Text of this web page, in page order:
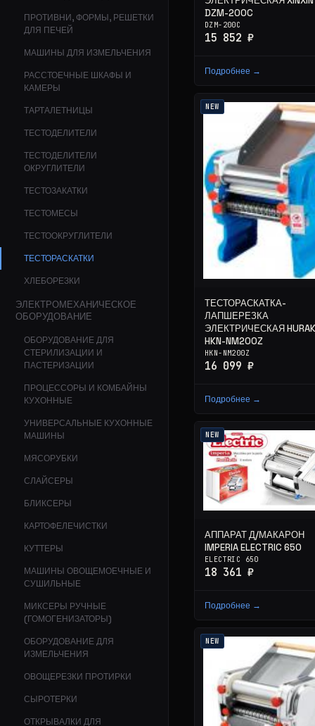
ПРОТИВНИ, ФОРМЫ, РЕШЕТКИ
ДЛЯ ПЕЧЕЙ
МАШИНЫ ДЛЯ ИЗМЕЛЬЧЕНИЯ
РАССТОЕЧНЫЕ ШКАФЫ И
КАМЕРЫ
ТАРТАЛЕТНИЦЫ
ТЕСТОДЕЛИТЕЛИ
ТЕСТОДЕЛИТЕЛИ
ОКРУГЛИТЕЛИ
ТЕСТОЗАКАТКИ
ТЕСТОМЕСЫ
ТЕСТООКРУГЛИТЕЛИ
ТЕСТОРАСКАТКИ
ХЛЕБОРЕЗКИ
ЭЛЕКТРОМЕХАНИЧЕСКОЕ
ОБОРУДОВАНИЕ
ОБОРУДОВАНИЕ ДЛЯ
СТЕРИЛИЗАЦИИ И
ПАСТЕРИЗАЦИИ
ПРОЦЕССОРЫ И КОМБАЙНЫ
КУХОННЫЕ
УНИВЕРСАЛЬНЫЕ КУХОННЫЕ
МАШИНЫ
МЯСОРУБКИ
СЛАЙСЕРЫ
БЛИКСЕРЫ
КАРТОФЕЛЕЧИСТКИ
КУТТЕРЫ
МАШИНЫ ОВОЩЕМОЕЧНЫЕ И
СУШИЛЬНЫЕ
МИКСЕРЫ РУЧНЫЕ
(ГОМОГЕНИЗАТОРЫ)
ОБОРУДОВАНИЕ ДЛЯ
ИЗМЕЛЬЧЕНИЯ
ОВОЩЕРЕЗКИ ПРОТИРКИ
СЫРОТЕРКИ
ОТКРЫВАЛКИ ДЛЯ
DZM-200C
DZM-200C
15 852 ₽
Подробнее →
NEW
ТЕСТОРАСКАТКА-
ЛАПШЕРЕЗКА
ЭЛЕКТРИЧЕСКАЯ
HKN-NM200Z
HKN-NM200Z
16 099 ₽
Подробнее →
NEW
АППАРАТ Д/МАКАРОН
IMPERIA ELECTRIC 650
ELECTRIC 650
18 361 ₽
Подробнее →
NEW